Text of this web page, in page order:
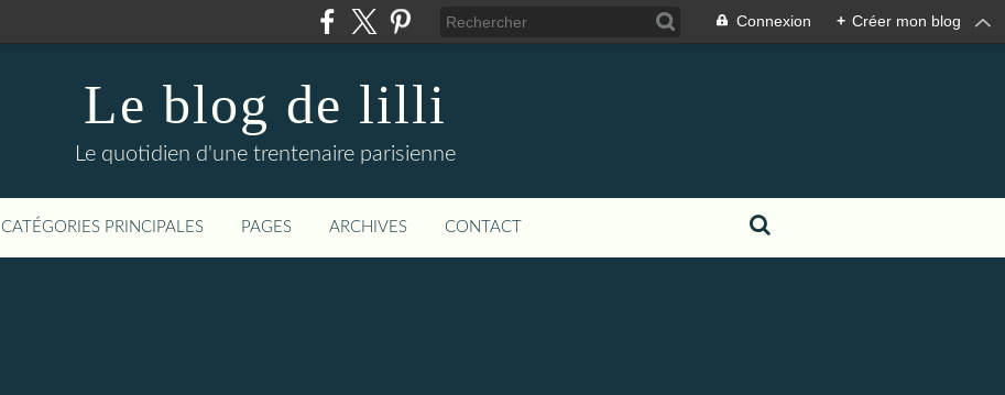
Connexion + Créer mon blog
Le blog de lilli
Le quotidien d'une trentenaire parisienne
CATÉGORIES PRINCIPALES PAGES ARCHIVES CONTACT